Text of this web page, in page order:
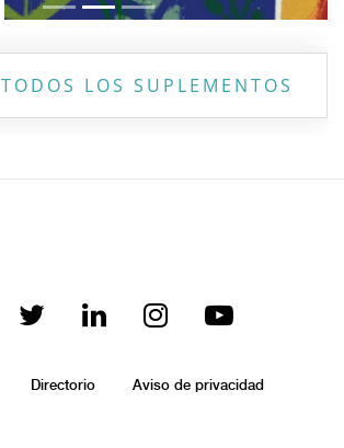
TODOS LOS SUPLEMENTOS
Directorio Aviso de privacidad